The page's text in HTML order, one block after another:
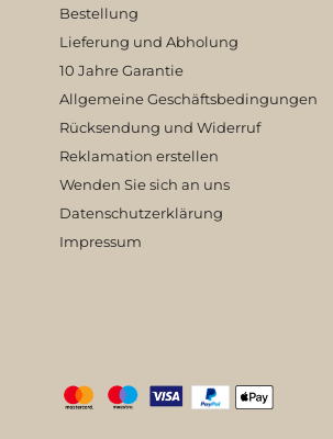
Bestellung
Lieferung und Abholung
10 Jahre Garantie
Allgemeine Geschäftsbedingungen
Rücksendung und Widerruf
Reklamation erstellen
Wenden Sie sich an uns
Datenschutzerklärung
Impressum